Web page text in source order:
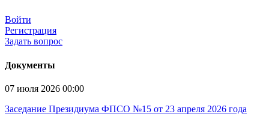
Войти
Регистрация
Задать вопрос
Документы
07 июля 2026 00:00
Заседание Президиума ФПСО №15 от 23 апреля 2026 года